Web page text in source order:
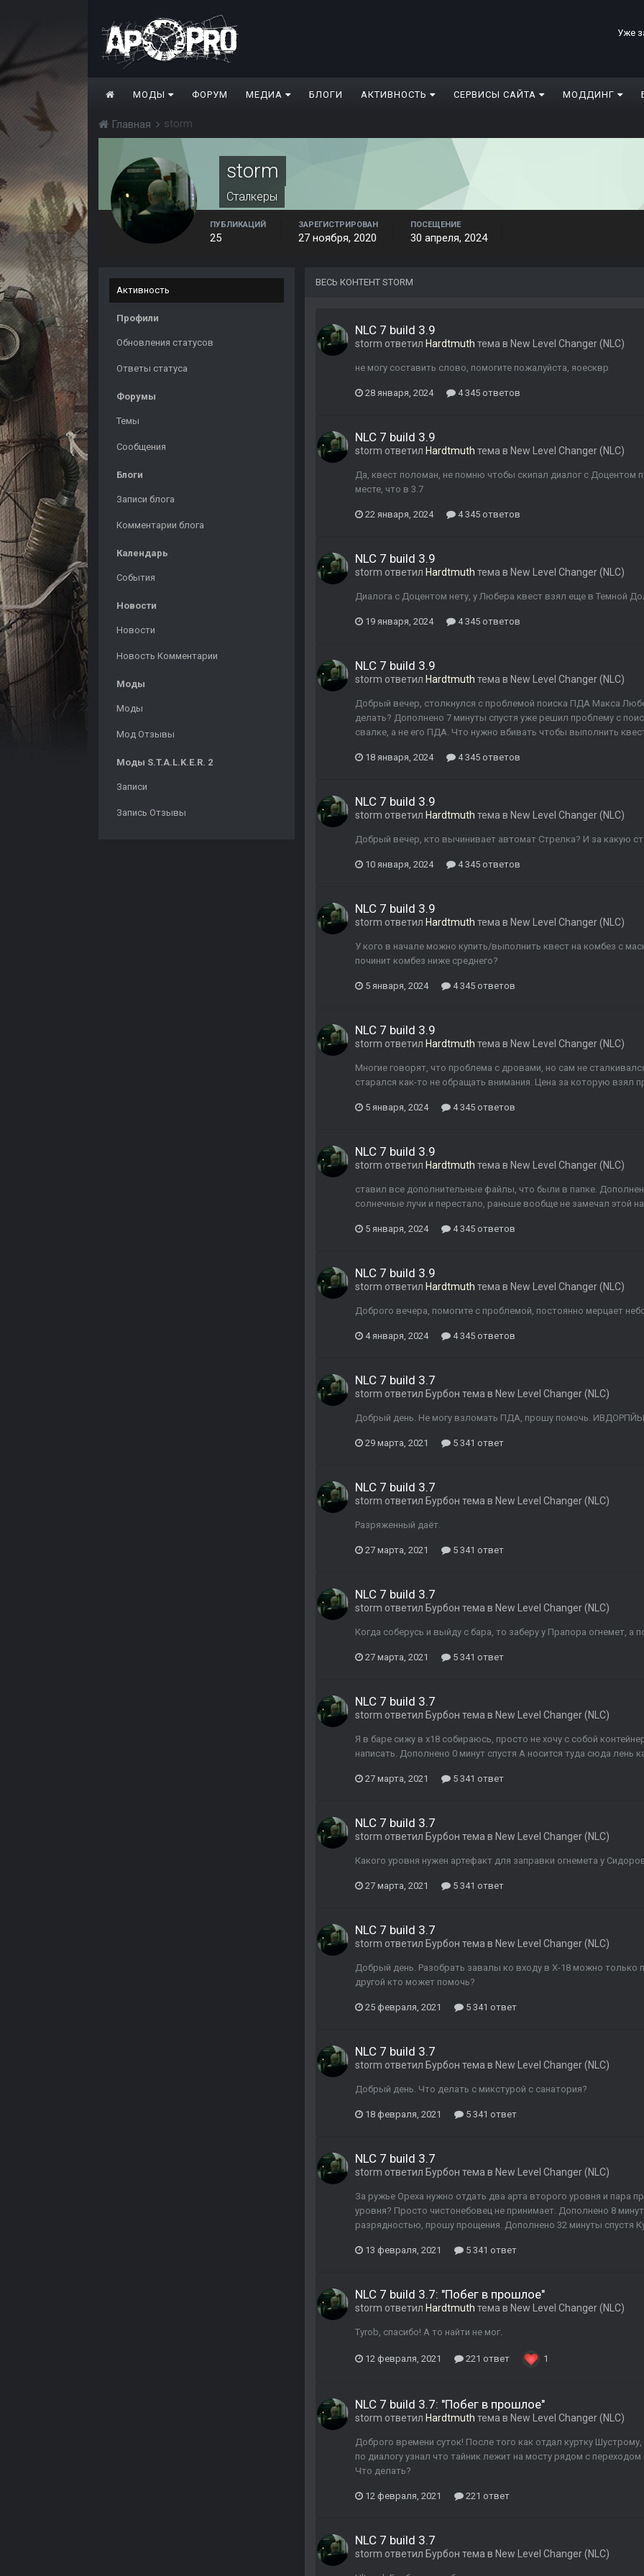
Уже
МОДЫ ФОРУМ МЕДИА БЛОГИ АКТИВНОСТЬ СЕРВИСЫ САЙТА МОДДИНГ
Главная storm
storm
Сталкеры
ПУБЛИКАЦИЙ
25
ЗАРЕГИСТРИРОВАН
27 ноября, 2020
ПОСЕЩЕНИЕ
30 апреля, 2024
Активность
Профили
Обновления статусов
Ответы статуса
Форумы
Темы
Сообщения
Блоги
Записи блога
Комментарии блога
Календарь
События
Новости
Новости
Новость Комментарии
Моды
Моды
Мод Отзывы
Моды S.T.A.L.K.E.R. 2
Записи
Запись Отзывы
ВЕСЬ КОНТЕНТ STORM
NLC 7 build 3.9
storm ответил Hardtmuth тема в New Level Changer (NLC)
не могу составить слово, помогите пожалуйста, яоесквр
28 января, 2024 4 345 ответов
NLC 7 build 3.9
storm ответил Hardtmuth тема в New Level Changer (NLC)
Да, квест поломан, не помню чтобы скипал диалог с Доцентом
месте, что в 3.7
22 января, 2024 4 345 ответов
NLC 7 build 3.9
storm ответил Hardtmuth тема в New Level Changer (NLC)
Диалога с Доцентом нету, у Любера квест взял еще в Темной
19 января, 2024 4 345 ответов
NLC 7 build 3.9
storm ответил Hardtmuth тема в New Level Changer (NLC)
Добрый вечер, столкнулся с проблемой поиска ПДА Макса
делать? Дополнено 7 минуты спустя уже решил проблему с
свалке, а не его ПДА. Что нужно вбивать чтобы выполнить
18 января, 2024 4 345 ответов
NLC 7 build 3.9
storm ответил Hardtmuth тема в New Level Changer (NLC)
Добрый вечер, кто вычинивает автомат Стрелка? И за какую
10 января, 2024 4 345 ответов
NLC 7 build 3.9
storm ответил Hardtmuth тема в New Level Changer (NLC)
У кого в начале можно купить/выполнить квест на комбез с
починит комбез ниже среднего?
5 января, 2024 4 345 ответов
NLC 7 build 3.9
storm ответил Hardtmuth тема в New Level Changer (NLC)
Многие говорят, что проблема с дровами, но сам не
старался как-то не обращать внимания. Цена за которую взял
5 января, 2024 4 345 ответов
NLC 7 build 3.9
storm ответил Hardtmuth тема в New Level Changer (NLC)
ставил все дополнительные файлы, что были в папке.
солнечные лучи и перестало, раньше вообще не замечал этой
5 января, 2024 4 345 ответов
NLC 7 build 3.9
storm ответил Hardtmuth тема в New Level Changer (NLC)
Доброго вечера, помогите с проблемой, постоянно мерцает
4 января, 2024 4 345 ответов
NLC 7 build 3.7
storm ответил Бурбон тема в New Level Changer (NLC)
Добрый день. Не могу взломать ПДА, прошу помочь.
29 марта, 2021 5 341 ответ
NLC 7 build 3.7
storm ответил Бурбон тема в New Level Changer (NLC)
Разряженный даёт.
27 марта, 2021 5 341 ответ
NLC 7 build 3.7
storm ответил Бурбон тема в New Level Changer (NLC)
Когда соберусь и выйду с бара, то заберу у Прапора огнемет, а
27 марта, 2021 5 341 ответ
NLC 7 build 3.7
storm ответил Бурбон тема в New Level Changer (NLC)
Я в баре сижу в x18 собираюсь, просто не хочу с собой
написать. Дополнено 0 минут спустя А носится туда сюда лень
27 марта, 2021 5 341 ответ
NLC 7 build 3.7
storm ответил Бурбон тема в New Level Changer (NLC)
Какого уровня нужен артефакт для заправки огнемета у
27 марта, 2021 5 341 ответ
NLC 7 build 3.7
storm ответил Бурбон тема в New Level Changer (NLC)
Добрый день. Разобрать завалы ко входу в X-18 можно только
другой кто может помочь?
25 февраля, 2021 5 341 ответ
NLC 7 build 3.7
storm ответил Бурбон тема в New Level Changer (NLC)
Добрый день. Что делать с микстурой с санатория?
18 февраля, 2021 5 341 ответ
NLC 7 build 3.7
storm ответил Бурбон тема в New Level Changer (NLC)
За ружье Ореха нужно отдать два арта второго уровня и пара
уровня? Просто чистонебовец не принимает. Дополнено 8
разрядностью, прошу прощения. Дополнено 32 минуты спустя
13 февраля, 2021 5 341 ответ
NLC 7 build 3.7: "Побег в прошлое"
storm ответил Hardtmuth тема в New Level Changer (NLC)
Tyrob, спасибо! А то найти не мог.
12 февраля, 2021 221 ответ 1
NLC 7 build 3.7: "Побег в прошлое"
storm ответил Hardtmuth тема в New Level Changer (NLC)
Доброго времени суток! После того как отдал куртку
по диалогу узнал что тайник лежит на мосту рядом с
Что делать?
12 февраля, 2021 221 ответ
NLC 7 build 3.7
storm ответил Бурбон тема в New Level Changer (NLC)